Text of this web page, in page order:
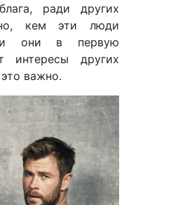
ради других
кем эти люди
они в первую
интересы других
важно.